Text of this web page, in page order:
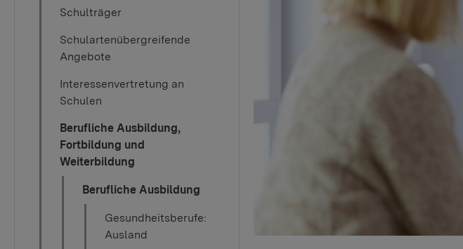
Schulträger
Schulartenübergreifende
Angebote
Interessenvertretung an
Schulen
Berufliche Ausbildung,
Fortbildung und
Weiterbildung
Berufliche Ausbildung
Gesundheitsberufe:
Ausland